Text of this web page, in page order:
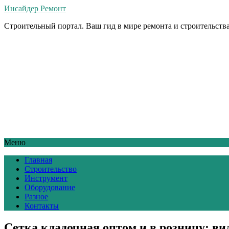
Инсайдер Ремонт
Строительный портал. Ваш гид в мире ремонта и
Меню
Главная
Строительство
Инструмент
Оборудование
Разное
Контакты